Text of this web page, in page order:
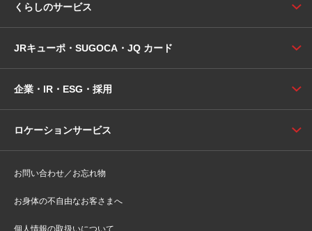
くらしのサービス
JRキューポ・SUGOCA・JQ カード
企業・IR・ESG・採用
ロケーションサービス
お問い合わせ／お忘れ物
お身体の不自由なお客さまへ
個人情報の取扱いについて